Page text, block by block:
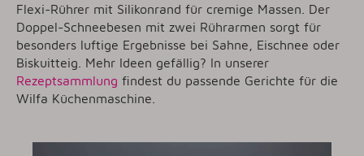
Flexi-Rührer mit Silikonrand für cremige Massen. Der
Doppel-Schneebesen mit zwei Rührarmen sorgt für
besonders luftige Ergebnisse bei Sahne, Eischnee oder
Biskuitteig. Mehr Ideen gefällig? In unserer
Rezeptsammlung findest du passende Gerichte für die
Wilfa Küchenmaschine.